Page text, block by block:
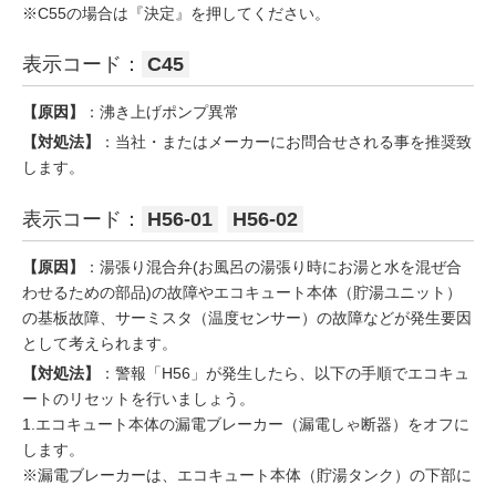
※C55の場合は『決定』を押してください。
表示コード： C45
【原因】
：沸き上げポンプ異常
【対処法】
：当社・またはメーカーにお問合せされる事を推奨致
します。
表示コード： H56-01 H56-02
【原因】
：湯張り混合弁(お風呂の湯張り時にお湯と水を混ぜ合
わせるための部品)の故障やエコキュート本体（貯湯ユニット）
の基板故障、サーミスタ（温度センサー）の故障などが発生要因
として考えられます。
【対処法】
：警報「H56」が発生したら、以下の手順でエコキュ
ートのリセットを行いましょう。
1.エコキュート本体の漏電ブレーカー（漏電しゃ断器）をオフに
します。
※漏電ブレーカーは、エコキュート本体（貯湯タンク）の下部に